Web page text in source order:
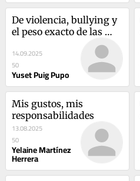
De violencia, bullying y
el peso exacto de las
14.09.2025
50
Yuset Puig Pupo
Mis gustos, mis
responsabilidades
13.08.2025
50
Yelaine Martínez
Herrera